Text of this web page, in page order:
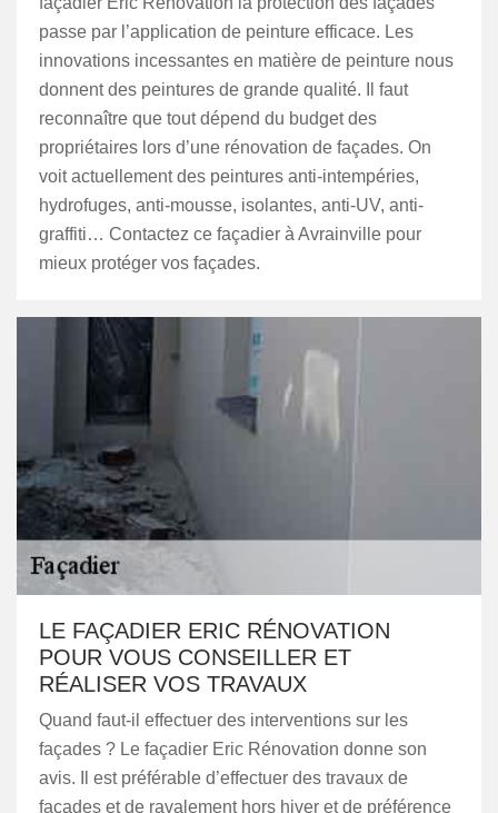
passe par l’application de peinture efficace. Les
innovations incessantes en matière de peinture nous
donnent des peintures de grande qualité. Il faut
reconnaître que tout dépend du budget des
propriétaires lors d’une rénovation de façades. On
voit actuellement des peintures anti-intempéries,
hydrofuges, anti-mousse, isolantes, anti-UV, anti-
graffiti… Contactez ce façadier à Avrainville pour
mieux protéger vos façades.
LE FAÇADIER ERIC RÉNOVATION
POUR VOUS CONSEILLER ET
RÉALISER VOS TRAVAUX
Quand faut-il effectuer des interventions sur les
façades ? Le façadier Eric Rénovation donne son
avis. Il est préférable d’effectuer des travaux de
façades et de ravalement hors hiver et de préférence